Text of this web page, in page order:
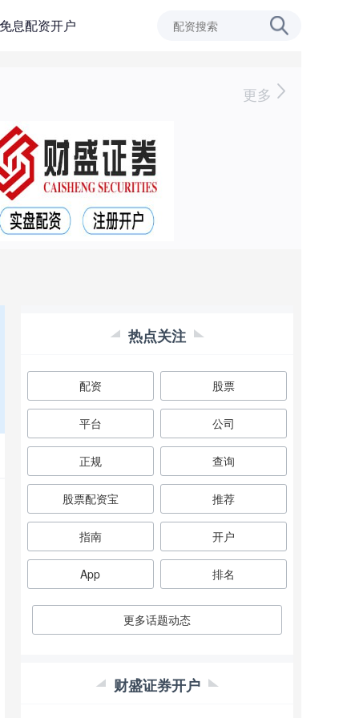
免息配资开户
更多
热点关注
配资 股票
平台 公司
正规 查询
股票配资宝 推荐
指南 开户
App 排名
更多话题动态
财盛证券开户